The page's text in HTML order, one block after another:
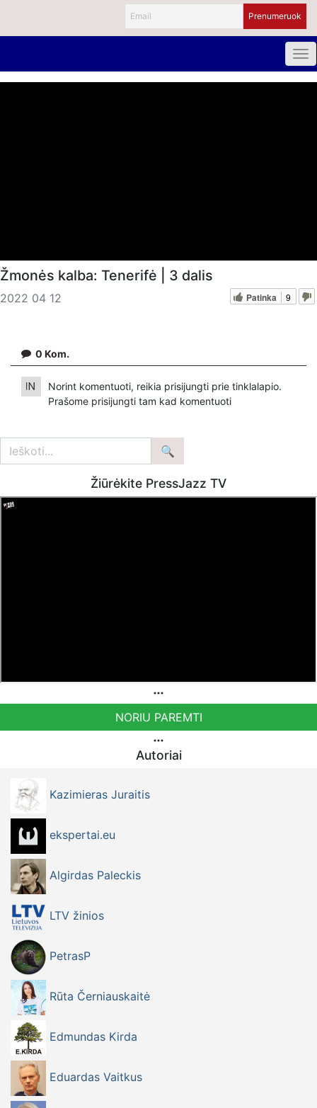
Žmonės kalba: Tenerifė | 3 dalis
2022 04 12 Patinka 9
0 Kom.
Norint komentuoti, reikia prisijungti prie tinklalapio.
Prašome prisijungti tam kad komentuoti
Žiūrėkite PressJazz TV
NORIU PAREMTI
Autoriai
Kazimieras Juraitis
ekspertai.eu
Algirdas Paleckis
LTV žinios
PetrasP
Rūta Černiauskaitė
Edmundas Kirda
Eduardas Vaitkus